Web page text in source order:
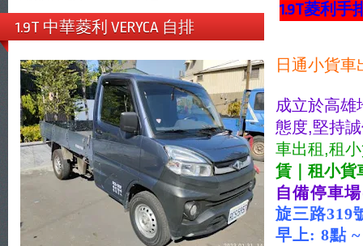
1.9T 中華菱利 VERYCA 自排
1.9T菱利手
日通小貨
成立於高
態度,堅持
車出租,租
賃｜租小貨
自備停車
旋三路319
早上: 8點